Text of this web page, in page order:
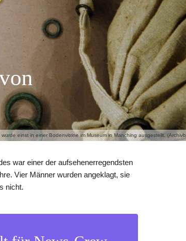
einst in einer Bodenvitrine im Museum in Manching ausgestellt.
war einer der aufsehenerregendsten
Vier Männer wurden angeklagt, sie
nicht.